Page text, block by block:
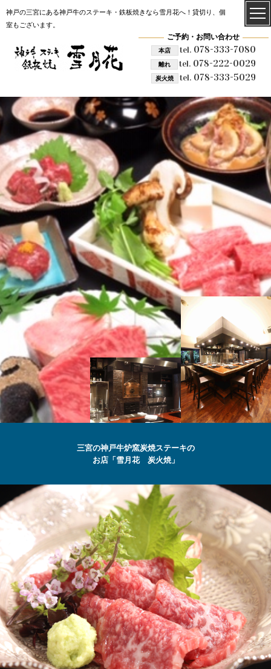
神戸の三宮にある神戸牛のステーキ・鉄板焼きなら雪月花へ！貸切り、個
室もございます。
ご予約・お問い合わせ
本店 tel.078-333-7080
離れ tel. 078-222-0029
炭火焼 tel.078-333-5029
雪月花 炭火焼
SETSUGEKKA
三宮の神戸牛炉窯炭焼ステーキの
お店「雪月花 炭火焼」
最高級の
神戸牛
ステーキ